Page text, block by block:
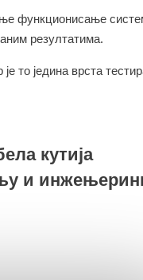
функционисање
резултатима.
то једина врста
кутија
и